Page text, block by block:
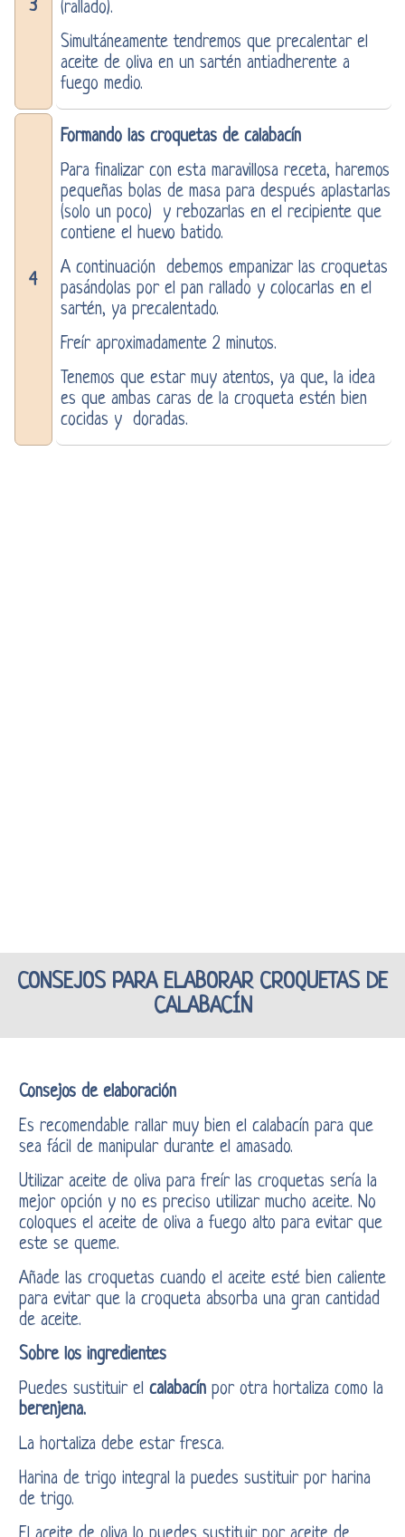
3
(rallado).
Simultáneamente tendremos que precalentar el
aceite de oliva en un sartén antiadherente a
fuego medio.
4
Formando las croquetas de calabacín
Para finalizar con esta maravillosa receta, haremos
pequeñas bolas de masa para después aplastarlas
(solo un poco) y rebozarlas en el recipiente que
contiene el huevo batido.
A continuación debemos empanizar las croquetas
pasándolas por el pan rallado y colocarlas en el
sartén, ya precalentado.
Freír aproximadamente 2 minutos.
Tenemos que estar muy atentos, ya que, la idea
es que ambas caras de la croqueta estén bien
cocidas y doradas.
CONSEJOS PARA ELABORAR CROQUETAS DE
CALABACÍN
Consejos de elaboración
Es recomendable rallar muy bien el calabacín para que
sea fácil de manipular durante el amasado.
Utilizar aceite de oliva para freír las croquetas sería la
mejor opción y no es preciso utilizar mucho aceite. No
coloques el aceite de oliva a fuego alto para evitar que
este se queme.
Añade las croquetas cuando el aceite esté bien caliente
para evitar que la croqueta absorba una gran cantidad
de aceite.
Sobre los ingredientes
Puedes sustituir el calabacínpor otra hortaliza como la
berenjena.
La hortaliza debe estar fresca.
Harina de trigo integral la puedes sustituir por harina
de trigo.